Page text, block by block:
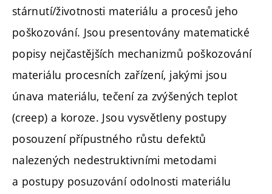
stárnutí/životnosti materiálu a procesů jeho
poškozování. Jsou presentovány matematické
popisy nejčastějších mechanizmů poškozování
materiálu procesních zařízení, jakými jsou
únava materiálu, tečení za zvýšených teplot
(creep) a koroze. Jsou vysvětleny postupy
posouzení přípustného růstu defektů
nalezených nedestruktivními metodami
a postupy posuzování odolnosti materiálu